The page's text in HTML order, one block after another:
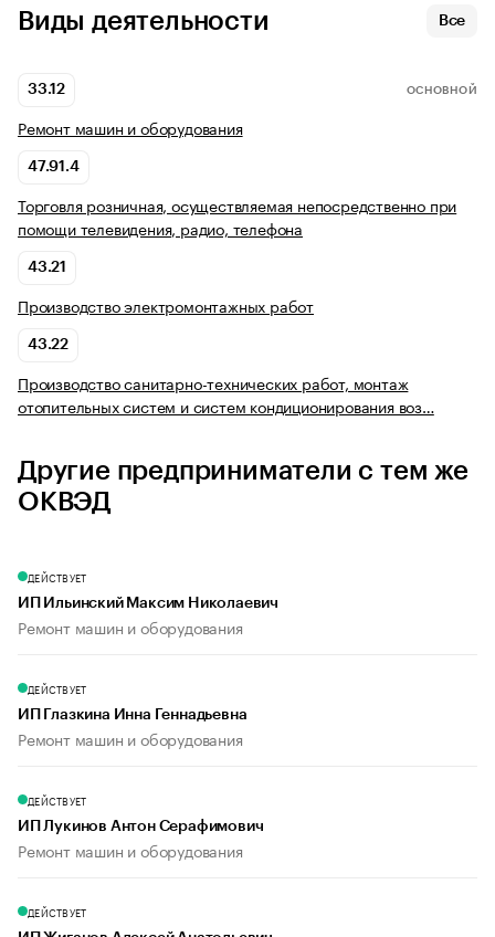
Виды деятельности Все
33.12 ОСНОВНОЙ
Ремонт машин и оборудования
47.91.4
Торговля розничная, осуществляемая непосредственно при
помощи телевидения, радио, телефона
43.21
Производство электромонтажных работ
43.22
Производство санитарно-технических работ, монтаж
отопительных систем и систем кондиционирования воз…
Другие предприниматели с тем же
ОКВЭД
ДЕЙСТВУЕТ
ИП Ильинский Максим Николаевич
Ремонт машин и оборудования
ДЕЙСТВУЕТ
ИП Глазкина Инна Геннадьевна
Ремонт машин и оборудования
ДЕЙСТВУЕТ
ИП Лукинов Антон Серафимович
Ремонт машин и оборудования
ДЕЙСТВУЕТ